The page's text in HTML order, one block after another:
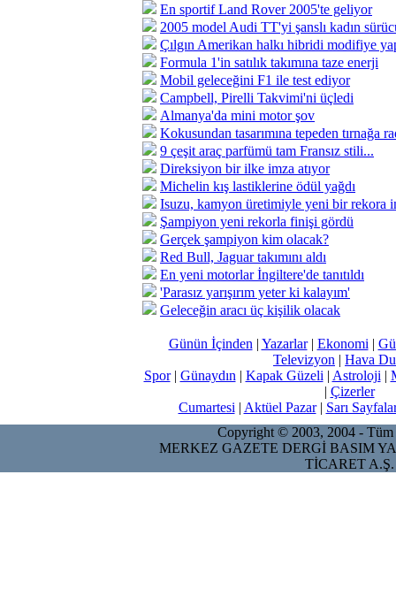
En sportif Land Rover 2005'te geliyor
2005 model Audi TT'yi şanslı kadın
Çılgın Amerikan halkı hibridi modifiye
Formula 1'in satılık takımına taze enerji
Mobil geleceğini F1 ile test ediyor
Campbell, Pirelli Takvimi'ni üçledi
Almanya'da mini motor şov
Kokusundan tasarımına tepeden tırnağa
9 çeşit araç parfümü tam Fransız stili...
Direksiyon bir ilke imza atıyor
Michelin kış lastiklerine ödül yağdı
Isuzu, kamyon üretimiyle yeni bir rekora
Şampiyon yeni rekorla finişi gördü
Gerçek şampiyon kim olacak?
Red Bull, Jaguar takımını aldı
En yeni motorlar İngiltere'de tanıtıldı
'Parasız yarışırım yeter ki kalayım'
Geleceğin aracı üç kişilik olacak
Günün İçinden | Yazarlar| Ekonomi |
Televizyon | Hava
Spor| Günaydın | Kapak Güzeli | Astroloji |
| Çizerler
Cumartesi | Aktüel Pazar| Sarı
Copyright © 2003, 2004 - Tüm
MERKEZ GAZETE DERGİ BASIM
TİCARET A.Ş.